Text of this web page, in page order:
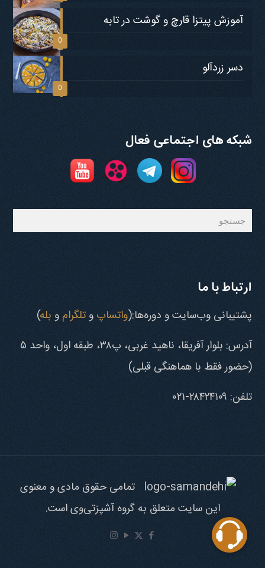
0
آموزش پیتزا قارچ و گوشت در تابه
0
دسر زردآلو
شبکه های اجتماعی فعال
جستجو
ارتباط با ما
پشتیبانی وب‌سایت و دوره‌ها:(واتساپ وتلگرام و بله)
آدرس: بلوار آفریقا، ناهید غربی، پ۳۸، طبقه اول، واحد ۵
(حضور فقط با هماهنگی قبلی)
تلفن: ۲۸۴۲۴۱۰۹-۰۲۱
تمامی حقوق مادی و معنوی
این سایت متعلق به گروه آشپزتی‌وی است.